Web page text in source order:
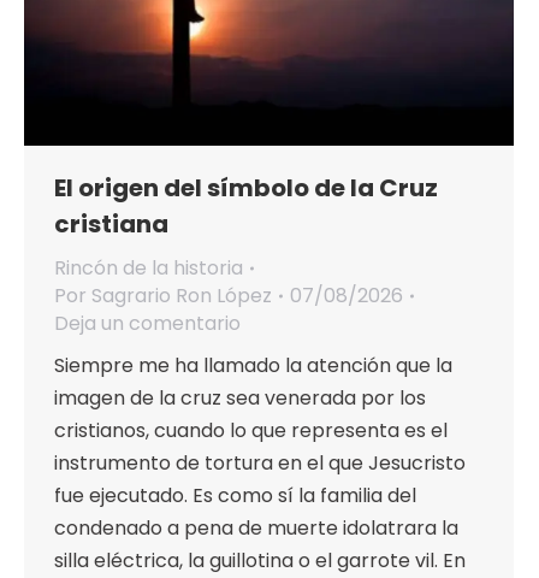
El origen del símbolo de la Cruz
cristiana
Rincón de la historia
Por Sagrario Ron López
07/08/2026
Deja un comentario
Siempre me ha llamado la atención que la
imagen de la cruz sea venerada por los
cristianos, cuando lo que representa es el
instrumento de tortura en el que Jesucristo
fue ejecutado. Es como sí la familia del
condenado a pena de muerte idolatrara la
silla eléctrica, la guillotina o el garrote vil. En